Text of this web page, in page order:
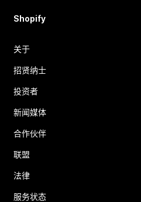
Shopify
关于
招贤纳士
投资者
新闻媒体
合作伙伴
联盟
法律
服务状态